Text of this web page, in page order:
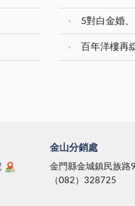
百年洋樓再
金山分銷處
金門縣金城鎮民族路
（082）328725